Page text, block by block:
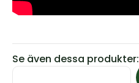
Se även dessa produkter:
Den